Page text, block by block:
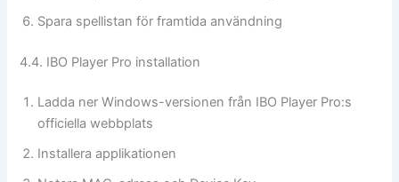
Spara spellistan för framtida användning
4.4. IBO Player Pro installation
Ladda ner Windows-versionen från IBO Player Pro:s
officiella webbplats
Installera applikationen